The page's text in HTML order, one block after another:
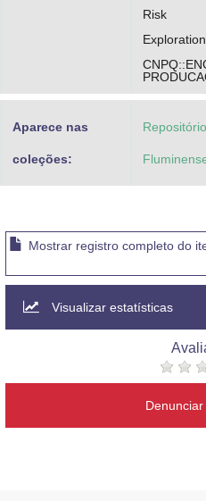
Risk
Aparece nas
coleções:
Mostrar registro completo do
Visualizar estatísticas